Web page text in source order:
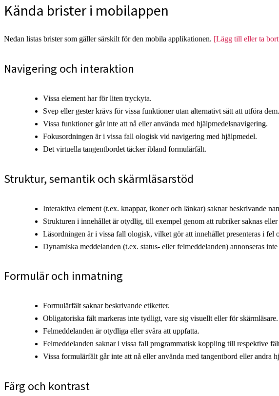
Kända brister i mobilappen
Nedan listas brister som gäller särskilt för den mobila applikationen. [Lägg till eller ta
Navigering och interaktion
Vissa element har för liten tryckyta.
Svep eller gester krävs för vissa funktioner utan alternativt sätt att utföra dem.
Vissa funktioner går inte att nå eller använda med hjälpmedelsnavigering.
Fokusordningen är i vissa fall ologisk vid navigering med hjälpmedel.
Det virtuella tangentbordet täcker ibland formulärfält.
Struktur, semantik och skärmläsarstöd
Interaktiva element (t.ex. knappar, ikoner och länkar) saknar beskrivande
Strukturen i innehållet är otydlig, till exempel genom att rubriker saknas
Läsordningen är i vissa fall ologisk, vilket gör att innehållet presenteras i fel
Dynamiska meddelanden (t.ex. status- eller felmeddelanden) annonseras
Formulär och inmatning
Formulärfält saknar beskrivande etiketter.
Obligatoriska fält markeras inte tydligt, vare sig visuellt eller för skärmläsare.
Felmeddelanden är otydliga eller svåra att uppfatta.
Felmeddelanden saknar i vissa fall programmatisk koppling till respektive
Vissa formulärfält går inte att nå eller använda med tangentbord eller andra
Färg och kontrast